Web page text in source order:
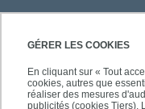
GÉRER LES COOKIES
En cliquant sur « Tout
cookies, autres que
réaliser des mesures
publicités (cookies Tiers).
PRATIQUE